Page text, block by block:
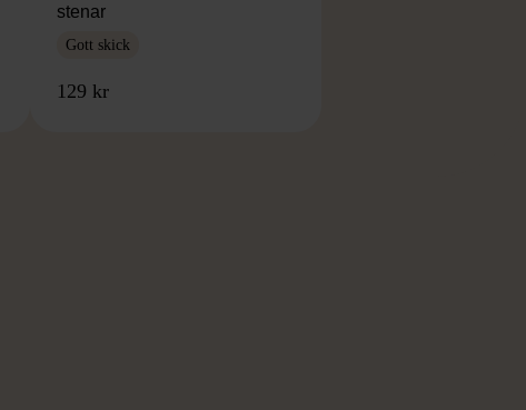
stenar
Gott skick
129 kr